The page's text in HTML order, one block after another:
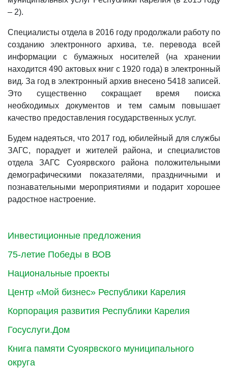
Инвестиционные предложения
75-летие Победы в ВОВ
Национальные проекты
Центр «Мой бизнес» Республики Карелия
Корпорация развития Республики Карелия
Госуслуги.Дом
Книга памяти Суоярвского муниципального
округа
– 2).
Специалисты отдела в 2016 году продолжали работу по
созданию электронного архива, т.е. перевода всей
информации с бумажных носителей (на хранении
находится 490 актовых книг с 1920 года) в электронный
вид. За год в электронный архив внесено 5418 записей.
Это существенно сокращает время поиска
необходимых документов и тем самым повышает
качество предоставления государственных услуг.
Будем надеяться, что 2017 год, юбилейный для службы
ЗАГС, порадует и жителей района, и специалистов
отдела ЗАГС Суоярвского района положительными
демографическими показателями, праздничными и
познавательными мероприятиями и подарит хорошее
радостное настроение.